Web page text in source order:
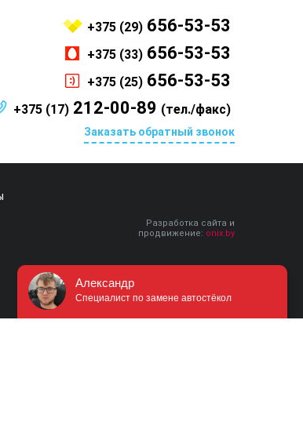
+375 (29)656-53-53
+375 (33)656-53-53
+375 (25)656-53-53
+375 (17)212-00-89 (тел./факс)
Заказать обратный звонок
Разработка сайта и
продвижение: onix.by
Александр
Специалист по замене автостёкол